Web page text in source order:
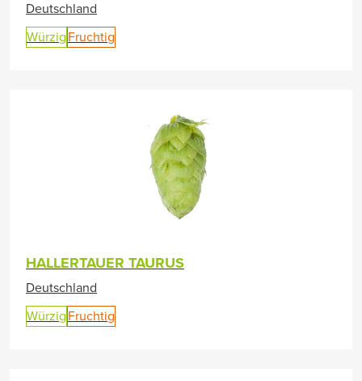
Deutschland
Würzig Fruchtig
HALLERTAUER TAURUS
Deutschland
Würzig Fruchtig